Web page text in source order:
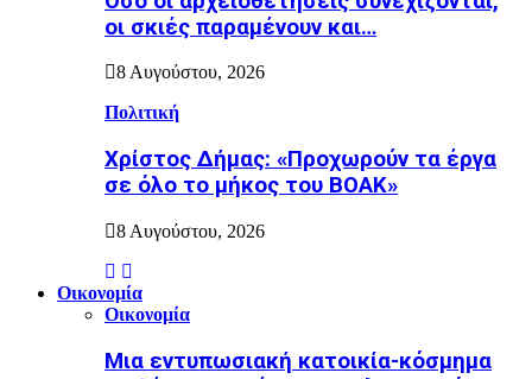
οι σκιές παραμένουν και…
8 Αυγούστου, 2026
Πολιτική
Χρίστος Δήμας: «Προχωρούν τα έργα
σε όλο το μήκος του ΒΟΑΚ»
8 Αυγούστου, 2026
Οικονομία
Οικονομία
Μια εντυπωσιακή κατοικία-κόσμημα